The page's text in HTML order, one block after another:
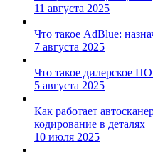
11 августа 2025
Что такое AdBlue:
7 августа 2025
Что такое дилерское
5 августа 2025
Как работает
кодирование в деталях
10 июля 2025